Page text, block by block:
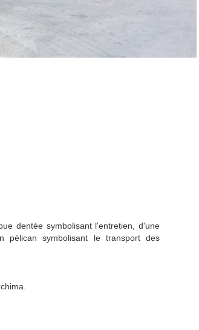
dentée symbolisant l'entretien, d'une
pélican symbolisant le transport des